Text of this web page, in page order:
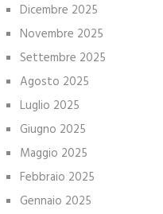
Dicembre 2025
Novembre 2025
Settembre 2025
Agosto 2025
Luglio 2025
Giugno 2025
Maggio 2025
Febbraio 2025
Gennaio 2025